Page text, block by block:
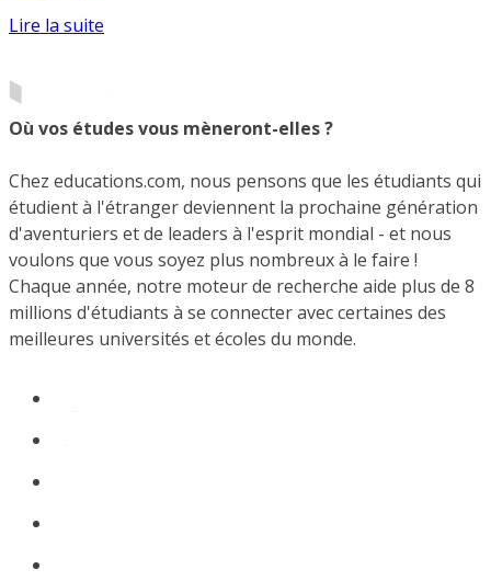
Lire la suite
Où vos études vous mèneront-elles ?
Chez educations.com, nous pensons que les étudiants qui
étudient à l'étranger deviennent la prochaine génération
d'aventuriers et de leaders à l'esprit mondial - et nous
voulons que vous soyez plus nombreux à le faire !
Chaque année, notre moteur de recherche aide plus de 8
millions d'étudiants à se connecter avec certaines des
meilleures universités et écoles du monde.